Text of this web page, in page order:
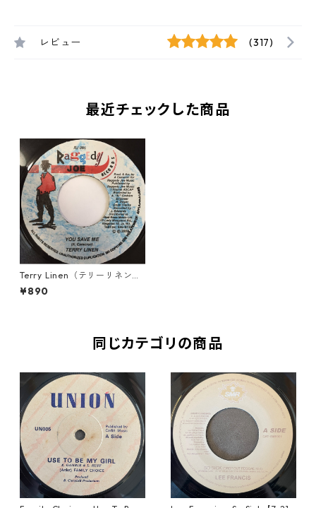
レビュー (317)
最近チェックした商品
Terry Linen（テリーリネン）
- You Save Me【7'】
¥890
同じカテゴリの商品